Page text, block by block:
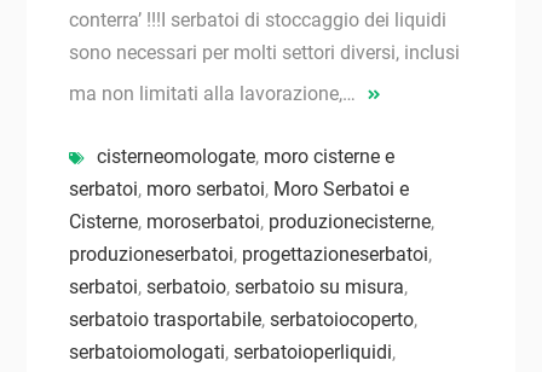
conterra’ !!!I serbatoi di stoccaggio dei liquidi
sono necessari per molti settori diversi, inclusi
ma non limitati alla lavorazione,…
cisterneomologate, moro cisterne e
serbatoi, moro serbatoi, Moro Serbatoi e
Cisterne, moroserbatoi, produzionecisterne,
produzioneserbatoi, progettazioneserbatoi,
serbatoi, serbatoio, serbatoio su misura,
serbatoio trasportabile, serbatoiocoperto,
serbatoiomologati, serbatoioperliquidi,